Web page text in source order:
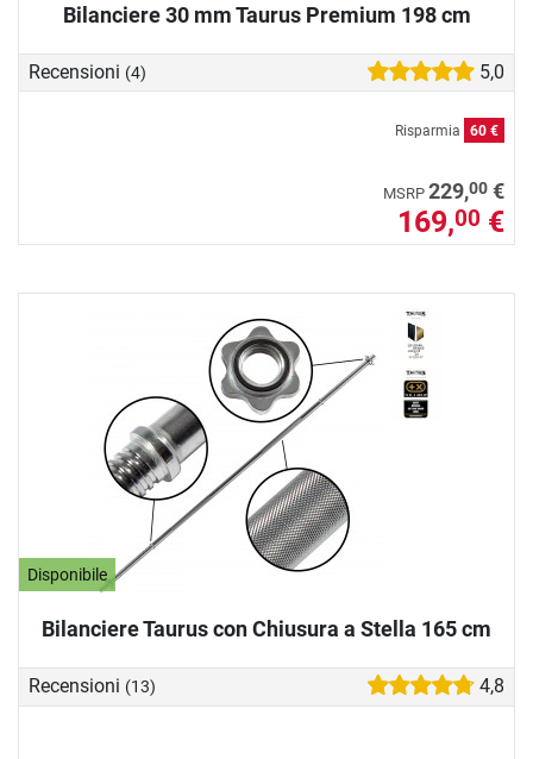
Bilanciere 30 mm Taurus Premium 198 cm
Recensioni (4) 5,0
Risparmia 60 €
MSRP 229,00 €
169,00 €
Disponibile
Bilanciere Taurus con Chiusura a Stella 165 cm
Recensioni (13) 4,8